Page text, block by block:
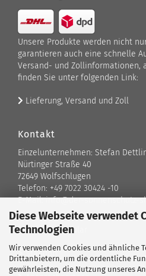
Diese Webseite verwendet
Technologien
Wir verwenden Cookies und ähnliche
Drittanbietern, um die ordentliche
gewährleisten, die Nutzung unseres
Unsere Produkte werden nicht
garantieren auch eine schnelle
Versand- und Zollinformationen,
finden Sie unter folgenden Link:
Lieferung, Versand und Zoll
Kontakt
Einzelunternehmen: Stefan
Nürtinger Straße 40
72649 Wolfschlugen
Telefon: +49 7022 30424 -10
E-Mail: info@der-sonnenschutz-
Kontaktformular
Standort